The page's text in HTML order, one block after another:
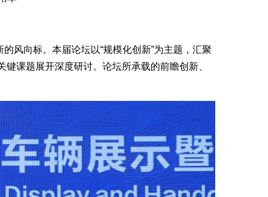
风向标。本届论坛以“规模化创新”为主题，汇聚
课题展开深度研讨。论坛所承载的前瞻创新、